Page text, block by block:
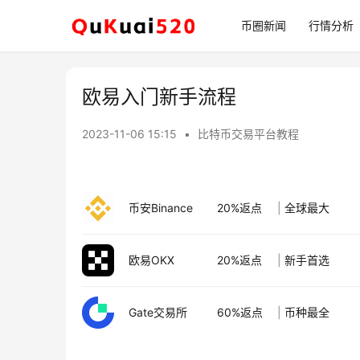
币圈新闻 行情分析
欧易入门新手流程
2023-11-06 15:15 • 比特币交易平台教程
币安Binance 20%返点 全球最大
欧易OKX 20%返点 新手首选
Gate交易所 60%返点 币种最全